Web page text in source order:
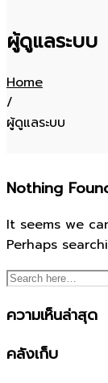
ผู้ดูแลระบบ
Home
/
ผู้ดูแลระบบ
Nothing
It seems we
Perhaps
ความเห็นล่าสุด
คลังเก็บ